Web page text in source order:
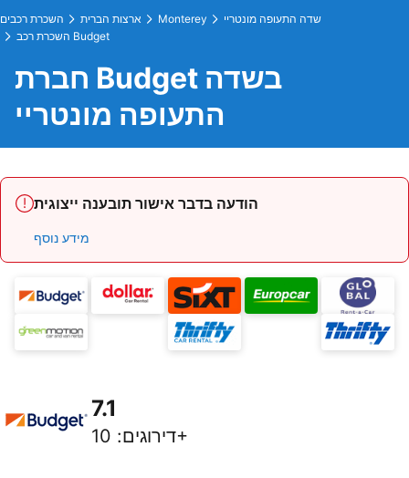
השכרת רכבים ארצות הברית Monterey
שדה התעופה מונטריי
השכרת רכב Budget
חברת Budget בשדה
התעופה מונטריי
הודעה בדבר אישור תובענה ייצוגית
מידע נוסף
7.1
דירוגים: 10+